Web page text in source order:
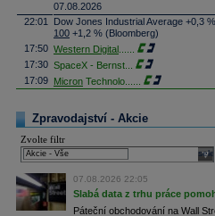
07.08.2026
22:01
Dow Jones Industrial Average +0,3
100 +1,2 % (Bloomberg)
17:50 Western Digital
17:30 SpaceX - Bernst
17:09 Micron Technolo
16:26
Objem obchodů s akciemi na
obchodů za poslední rok je 0,665
16:23 Zvýšení výroby balistických střel
nějakou dobu potrvá. Agentuře
Armin Papperger. Společná výroba
doplnit arzenál Spojeným státům,
(ČTK)
16:07 Conocophillips
Zpravodajství - Akcie
Zvolte filtr
07.08.2026 22:05
Slabá data z trhu práce
Páteční obchodování na Wall